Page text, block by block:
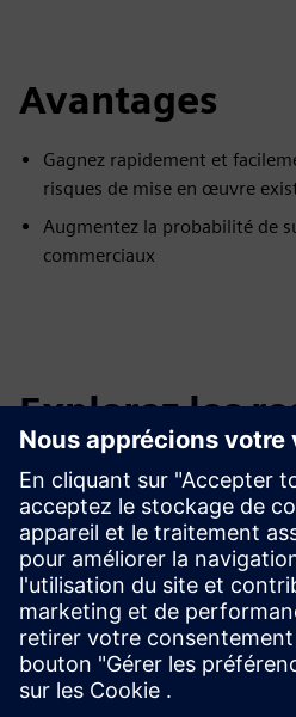
Avantages
Gagnez rapidement et
risques de mise en œuvre
Augmentez la probabilité de
commerciaux
Explorez les
les produits
Renseignements et
supplémentaires
Article de blog : Tendances